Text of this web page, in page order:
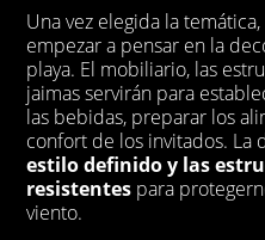
Una vez elegida la
empezar a pensar en la
playa. El mobiliario, las
jaimas servirán para
las bebidas, preparar los
confort de los invitados. La
estilo definido y las
resistentes para
viento.